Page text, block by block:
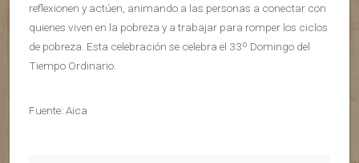
reflexionen y actúen, animando a las personas a conectar con
quienes viven en la pobreza y a trabajar para romper los ciclos
de pobreza. Esta celebración se celebra el 33º Domingo del
Tiempo Ordinario.
Fuente: Aica